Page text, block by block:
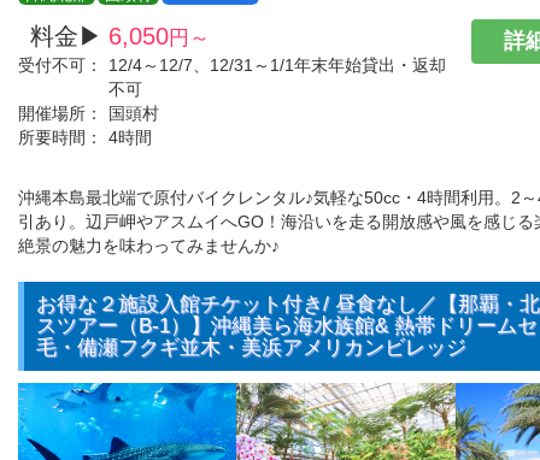
料金▶ 6,050円～
受付不可：
12/4～12/7、12/31～1/1年末年始貸出・返却
不可
開催場所：
国頭村
所要時間：
4時間
詳
沖縄本島最北端で原付バイクレンタル♪気軽な50cc・4時間利用。2
引あり。辺戸岬やアスムイへGO！海沿いを走る開放感や風を感じる
絶景の魅力を味わってみませんか♪
お得な２施設入館チケット付き/ 昼食なし／【那覇・
スツアー（B-1）】沖縄美ら海水族館& 熱帯ドリーム
毛・備瀬フクギ並木・美浜アメリカンビレッジ